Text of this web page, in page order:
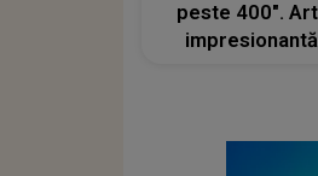
peste 400".